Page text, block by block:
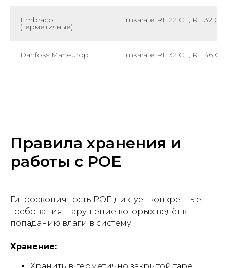
Embraco
(герметичные)
Emkarate RL 22 CF, RL 32 CF
Danfoss Maneurop Emkarate RL 32 CF, RL 46 CF
Правила хранения и
работы с POE
Гигроскопичность POE диктует конкретные
требования, нарушение которых ведёт к
попаданию влаги в систему.
Хранение: